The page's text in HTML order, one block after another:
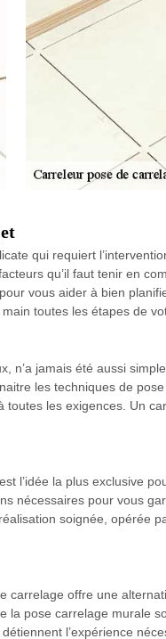
qui requiert
qu’il faut tenir en
vous aider à bien
toutes les étapes de
jamais été aussi
les techniques de
les exigences. Un
l’idée la plus exclusive
nécessaires pour vous
soignée, opérée
offre une
pose carrelage murale
l’expérience